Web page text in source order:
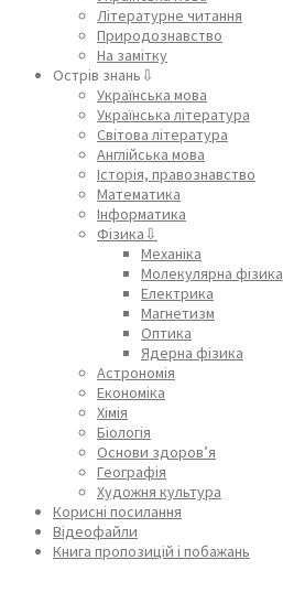
Літературне читання
Природознавство
На замітку
Острів знань⇩
Українська мова
Українська література
Світова література
Англійська мова
Історія, правознавство
Математика
Інформатика
Фізика⇩
Механіка
Молекулярна фізика
Електрика
Магнетизм
Оптика
Ядерна фізика
Астрономія
Економіка
Хімія
Біологія
Основи здоров’я
Географія
Художня культура
Корисні посилання
Відеофайли
Книга пропозицій і побажань